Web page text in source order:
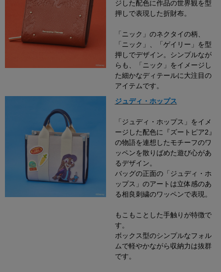
ジした配色に作品の世界観を型
押しで表現した折財布。
「ニック」のネクタイの柄、
「ニック」、「ゲイリー」を型
押しでデザイン。シンプルなが
らも、「ニック」をイメージし
た細かなディテールに大注目の
アイテムです。
ジュディ・ホップス
「ジュディ・ホップス」をイメ
ージした配色に『ズートピア2』
の物語を連想したモチーフのワ
ッペンを散りばめた遊び心があ
るデザイン。
バッグの正面の「ジュディ・ホ
ップス」のアートは立体感のあ
る相良刺繍のワッペンで表現。
もこもことした手触りが特徴で
す。
ボックス型のシンプルなフォル
ムで軽やかながら収納力は抜群
です。